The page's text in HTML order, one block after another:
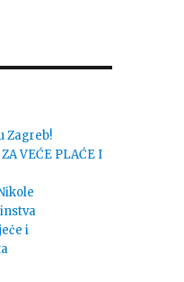
Zagreb!
VEĆE PLAĆE I
i